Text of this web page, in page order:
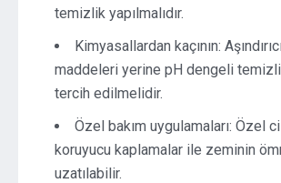
temizlik yapılmalıdır.
Kimyasallardan kaçının:
maddeleri yerine pH dengeli
tercih edilmelidir.
Özel bakım uygulamaları: Özel
koruyucu kaplamalar ile zeminin
uzatılabilir.